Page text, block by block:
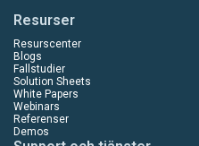
Resurser
Resurscenter
Blogs
Fallstudier
Solution Sheets
White Papers
Webinars
Referenser
Demos